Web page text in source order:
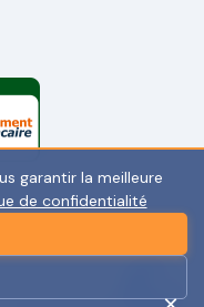
garantir la meilleure
de confidentialité